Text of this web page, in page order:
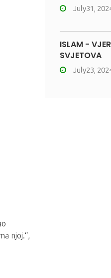
njoj.“,
July31,
ISLAM -
SVJETOVA
July23,